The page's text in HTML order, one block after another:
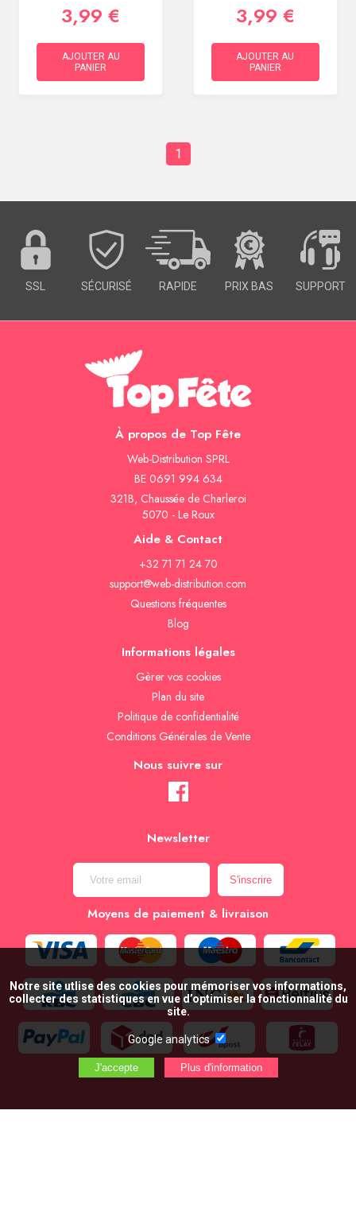
3,99 €
AJOUTER AU
PANIER
3,99 €
AJOUTER AU
PANIER
1
SSL SÉCURISÉ RAPIDE PRIX BAS SUPPORT
À propos de Top Fête
Web-Distribution SPRL
BE 0691 994 634
321B, Chaussée de Charleroi
5070 - Le Roux
Aide & Contact
+32 71 71 24 70
support@web-distribution.com
Questions fréquentes
Blog
Informations légales
Gèrer vos cookies
Plan du site
Politique de confidentialité
Conditions Générales de Vente
Nous suivre sur
Newsletter
Moyens de paiement & livraison
Notre site utlise des cookies pour mémoriser vos informations,
collecter des statistiques en vue d’optimiser la fonctionnalité du
site.
Google analytics